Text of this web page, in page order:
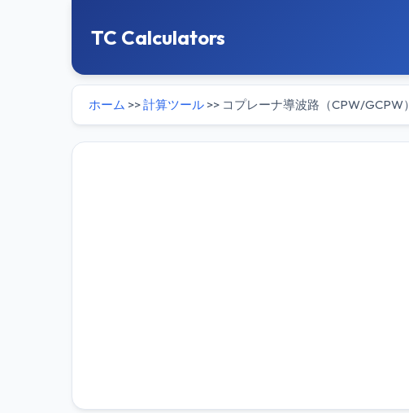
TC Calculators
ホーム >>計算ツール >> コプレーナ導波路（CPW/GCPW）